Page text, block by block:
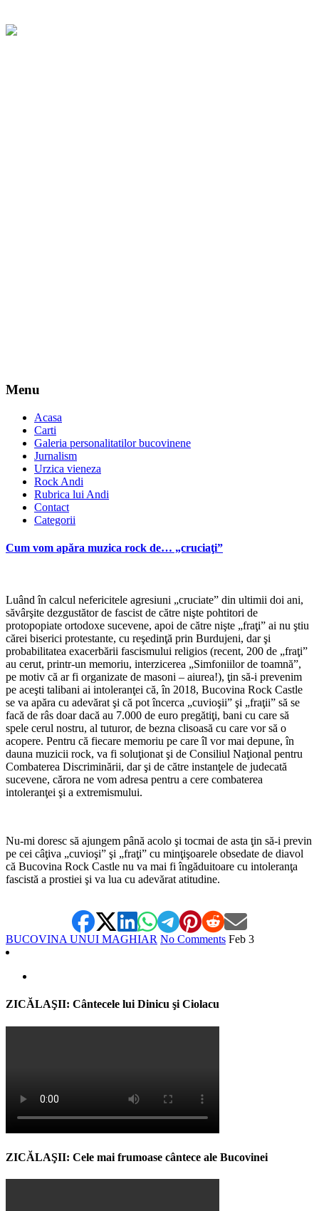
Menu
Acasa
Carti
Galeria personalitatilor bucovinene
Jurnalism
Urzica vieneza
Rock Andi
Rubrica lui Andi
Contact
Categorii
Cum vom apăra muzica rock de… „cruciaţi”
Luând în calcul nefericitele agresiuni „cruciate” din ultimii doi ani,
săvârşite dezgustător de fascist de către nişte pohtitori de
protopopiate ortodoxe sucevene, apoi de către nişte „fraţi” ai nu ştiu
cărei biserici protestante, cu reşedinţă prin Burdujeni, dar şi
probabilitatea exacerbării fascismului religios (recent, 200 de „fraţi”
au cerut, printr-un memoriu, interzicerea „Simfoniilor de toamnă”,
pe motiv că ar fi organizate de masoni – aiurea!), ţin să-i prevenim
pe aceşti talibani ai intoleranţei că, în 2018, Bucovina Rock Castle
se va apăra cu adevărat şi că pot încerca „cuvioşii” şi „fraţii” să se
facă de râs doar dacă au 7.000 de euro pregătiţi, bani cu care să
spele cerul nostru, al tuturor, de bezna clisoasă cu care vor să o
acopere. Pentru că fiecare memoriu pe care îl vor mai depune, în
dauna muzicii rock, va fi soluţionat şi de Consiliul Naţional pentru
Combaterea Discriminării, dar şi de către instanţele de judecată
sucevene, cărora ne vom adresa pentru a cere combaterea
intoleranţei şi a extremismului.
Nu-mi doresc să ajungem până acolo şi tocmai de asta ţin să-i previn
pe cei câţiva „cuvioşi” şi „fraţi” cu minţişoarele obsedate de diavol
că Bucovina Rock Castle nu va mai fi îngăduitoare cu intoleranţa
fascistă a prostiei şi va lua cu adevărat atitudine.
BUCOVINA UNUI MAGHIAR No Comments Feb 3
ZICĂLAŞII: Cântecele lui Dinicu şi Ciolacu
ZICĂLAŞII: Cele mai frumoase cântece ale Bucovinei